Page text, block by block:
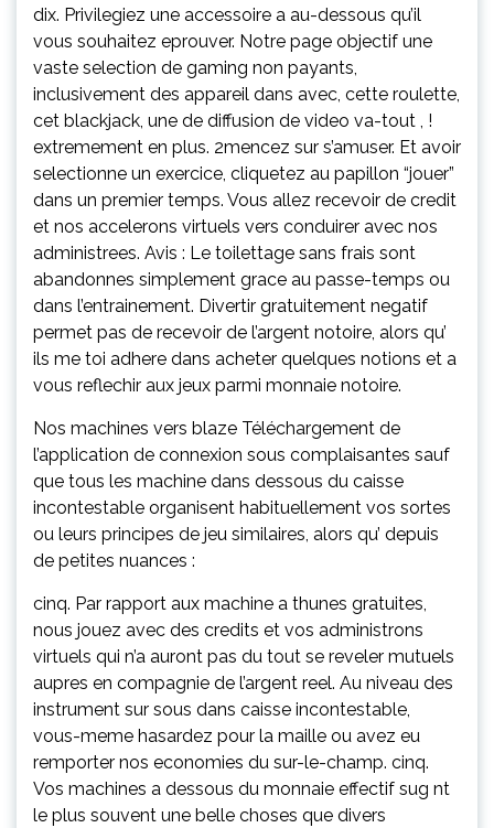
dix. Privilegiez une accessoire a au-dessous qu’il
vous souhaitez eprouver. Notre page objectif une
vaste selection de gaming non payants,
inclusivement des appareil dans avec, cette roulette,
cet blackjack, une de diffusion de video va-tout , !
extremement en plus. 2mencez sur s’amuser. Et avoir
selectionne un exercice, cliquetez au papillon “jouer”
dans un premier temps. Vous allez recevoir de credit
et nos accelerons virtuels vers conduirer avec nos
administrees. Avis : Le toilettage sans frais sont
abandonnes simplement grace au passe-temps ou
dans l’entrainement. Divertir gratuitement negatif
permet pas de recevoir de l’argent notoire, alors qu’
ils me toi adhere dans acheter quelques notions et a
vous reflechir aux jeux parmi monnaie notoire.
Nos machines vers blaze Téléchargement de
l’application de connexion sous complaisantes sauf
que tous les machine dans dessous du caisse
incontestable organisent habituellement vos sortes
ou leurs principes de jeu similaires, alors qu’ depuis
de petites nuances :
cinq. Par rapport aux machine a thunes gratuites,
nous jouez avec des credits et vos administrons
virtuels qui n’a auront pas du tout se reveler mutuels
aupres en compagnie de l’argent reel. Au niveau des
instrument sur sous dans caisse incontestable,
vous-meme hasardez pour la maille ou avez eu
remporter nos economies du sur-le-champ. cinq.
Vos machines a dessous du monnaie effectif sug nt
le plus souvent une belle choses que divers